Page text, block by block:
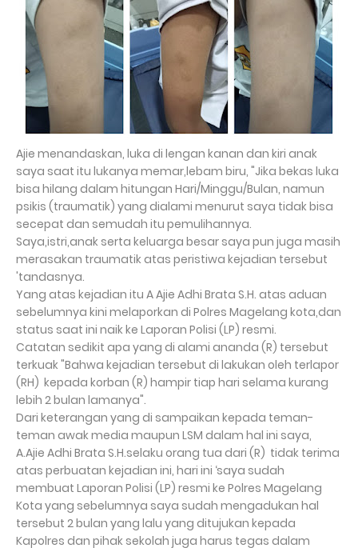
Ajie menandaskan, luka di lengan kanan dan kiri anak
saya saat itu lukanya memar,lebam biru, "Jika bekas luka
bisa hilang dalam hitungan Hari/Minggu/Bulan, namun
psikis (traumatik) yang dialami menurut saya tidak bisa
secepat dan semudah itu pemulihannya.
Saya,istri,anak serta keluarga besar saya pun juga masih
merasakan traumatik atas peristiwa kejadian tersebut
'tandasnya.
Yang atas kejadian itu A Ajie Adhi Brata S.H. atas aduan
sebelumnya kini melaporkan di Polres Magelang kota,dan
status saat ini naik ke Laporan Polisi (LP) resmi.
Catatan sedikit apa yang di alami ananda (R) tersebut
terkuak "Bahwa kejadian tersebut di lakukan oleh terlapor
(RH) kepada korban (R) hampir tiap hari selama kurang
lebih 2 bulan lamanya".
Dari keterangan yang di sampaikan kepada teman-
teman awak media maupun LSM dalam hal ini saya,
A.Ajie Adhi Brata S.H.selaku orang tua dari (R) tidak terima
atas perbuatan kejadian ini, hari ini ‘saya sudah
membuat Laporan Polisi (LP) resmi ke Polres Magelang
Kota yang sebelumnya saya sudah mengadukan hal
tersebut 2 bulan yang lalu yang ditujukan kepada
Kapolres dan pihak sekolah juga harus tegas dalam